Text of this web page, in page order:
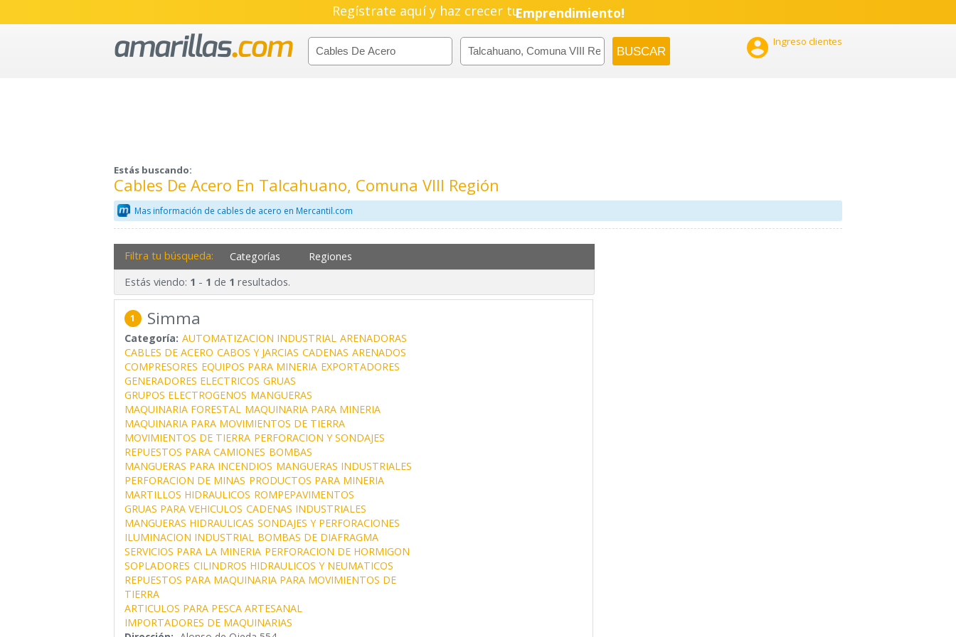
Regístrate aquí y haz crecer tuEmprendimiento!
 Ingreso clientes
Estás buscando:
Cables De Acero En Talcahuano, Comuna VIII Región
Mas información de cables de acero en Mercantil.com
Filtra tu búsqueda: Categorías Regiones
Estás viendo: 1 - 1 de 1 resultados.
1 Simma
Categoría: AUTOMATIZACION INDUSTRIAL ARENADORAS
CABLES DE ACERO CABOS Y JARCIAS CADENAS ARENADOS
COMPRESORES EQUIPOS PARA MINERIA EXPORTADORES
GENERADORES ELECTRICOS GRUAS
GRUPOS ELECTROGENOS MANGUERAS
MAQUINARIA FORESTAL MAQUINARIA PARA MINERIA
MAQUINARIA PARA MOVIMIENTOS DE TIERRA
MOVIMIENTOS DE TIERRA PERFORACION Y SONDAJES
REPUESTOS PARA CAMIONES BOMBAS
MANGUERAS PARA INCENDIOS MANGUERAS INDUSTRIALES
PERFORACION DE MINAS PRODUCTOS PARA MINERIA
MARTILLOS HIDRAULICOS ROMPEPAVIMENTOS
GRUAS PARA VEHICULOS CADENAS INDUSTRIALES
MANGUERAS HIDRAULICAS SONDAJES Y PERFORACIONES
ILUMINACION INDUSTRIAL BOMBAS DE DIAFRAGMA
SERVICIOS PARA LA MINERIA PERFORACION DE HORMIGON
SOPLADORES CILINDROS HIDRAULICOS Y NEUMATICOS
REPUESTOS PARA MAQUINARIA PARA MOVIMIENTOS DE
TIERRA
ARTICULOS PARA PESCA ARTESANAL
IMPORTADORES DE MAQUINARIAS